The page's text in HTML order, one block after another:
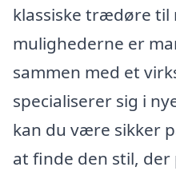
klassiske trædøre til
mulighederne er
sammen med et
specialiserer sig i
kan du være sikker
at finde den stil, der